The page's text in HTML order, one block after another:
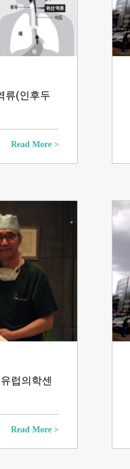
류(인후두
Read More >
럽의학센
Read More >